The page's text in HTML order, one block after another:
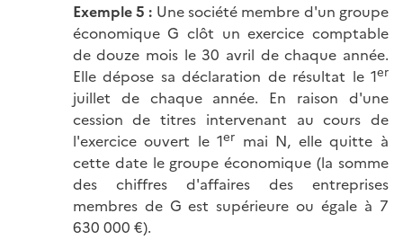
Exemple 5 : Une société membre d'un groupe
économique G clôt un exercice comptable
de douze mois le 30 avril de chaque année.
Elle dépose sa déclaration de résultat le 1er
juillet de chaque année. En raison d'une
cession de titres intervenant au cours de
l'exercice ouvert le 1er mai N, elle quitte à
cette date le groupe économique (la somme
des chiffres d'affaires des entreprises
membres de G est supérieure ou égale à 7
630 000 €).